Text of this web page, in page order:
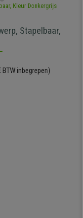
Stapelbaar,
BTW inbegrepen)